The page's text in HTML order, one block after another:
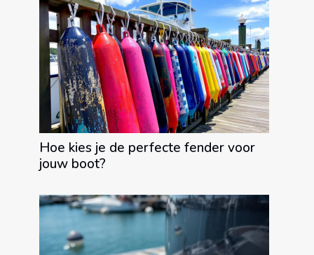
Hoe kies je de perfecte fender voor
jouw boot?